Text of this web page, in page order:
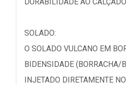
SOLADO:
O SOLADO VULCANO EM
BIDENSIDADE (BORRACHA/
INJETADO DIRETAMENTE